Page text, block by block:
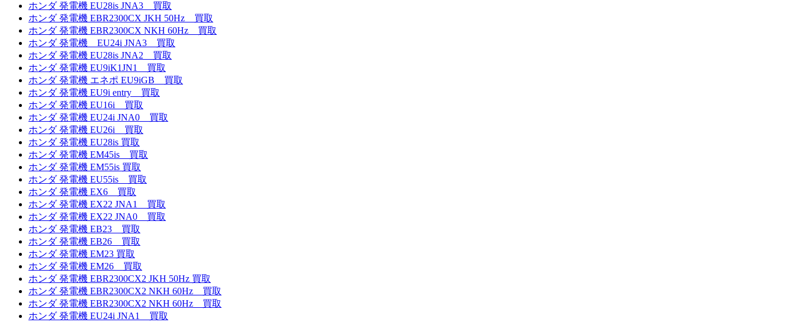
ホンダ 発電機 EU28is JNA3 買取
ホンダ 発電機 EBR2300CX JKH 50Hz 買取
ホンダ 発電機 EBR2300CX NKH 60Hz 買取
ホンダ 発電機 EU24i JNA3 買取
ホンダ 発電機 EU28is JNA2 買取
ホンダ 発電機 EU9iK1JN1 買取
ホンダ 発電機 エネポ EU9iGB 買取
ホンダ 発電機 EU9i entry 買取
ホンダ 発電機 EU16i 買取
ホンダ 発電機 EU24i JNA0 買取
ホンダ 発電機 EU26i 買取
ホンダ 発電機 EU28is 買取
ホンダ 発電機 EM45is 買取
ホンダ 発電機 EM55is 買取
ホンダ 発電機 EU55is 買取
ホンダ 発電機 EX6 買取
ホンダ 発電機 EX22 JNA1 買取
ホンダ 発電機 EX22 JNA0 買取
ホンダ 発電機 EB23 買取
ホンダ 発電機 EB26 買取
ホンダ 発電機 EM23 買取
ホンダ 発電機 EM26 買取
ホンダ 発電機 EBR2300CX2 JKH 50Hz 買取
ホンダ 発電機 EBR2300CX2 NKH 60Hz 買取
ホンダ 発電機 EBR2300CX2 NKH 60Hz 買取
ホンダ 発電機 EU24i JNA1 買取